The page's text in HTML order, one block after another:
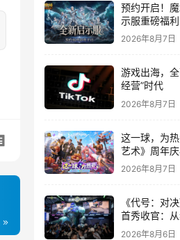
预约开启！
示服重磅福利
2026年8月7日
游戏出海，
经营”时代
2026年8月7日
这一球，为
艺术》周年
式上线，多重
2026年8月7日
《代号：对
首秀收官：
见玩家的真实
2026年8月6日